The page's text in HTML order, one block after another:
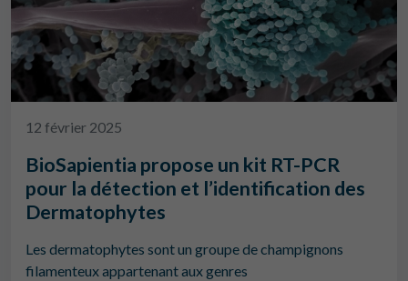
12 février 2025
BioSapientia propose un kit RT-PCR
pour la détection et l’identification des
Dermatophytes
Les dermatophytes sont un groupe de champignons
filamenteux appartenant aux genres